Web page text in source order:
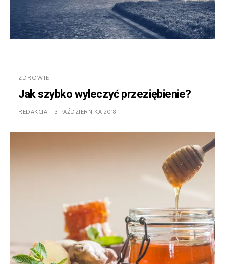
ZDROWIE
Jak szybko wyleczyć przeziębienie?
REDAKCJA 3 PAŹDZIERNIKA 2018